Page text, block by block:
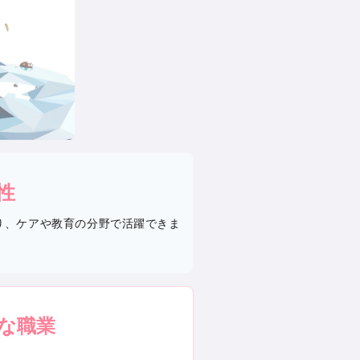
ケアや教育の分野で活躍できま
職業